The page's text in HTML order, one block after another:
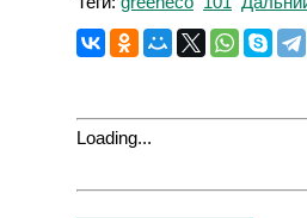
Loading...